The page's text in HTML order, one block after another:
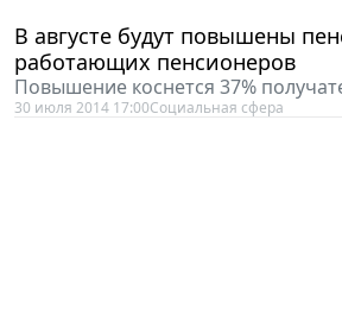
работающих пенсионеров
Повышение коснется 37%
30 июля 2014 17:00Социальная сфера